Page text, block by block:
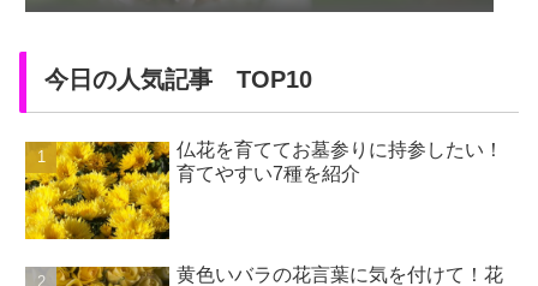
今日の人気記事 TOP10
仏花を育ててお墓参りに持参したい！
育てやすい7種を紹介
黄色いバラの花言葉に気を付けて！花